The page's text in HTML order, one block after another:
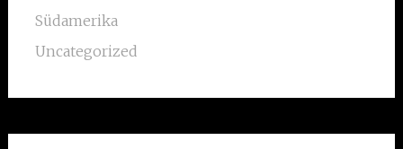
Südamerika
Uncategorized